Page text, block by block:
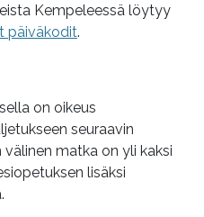
Kempeleessä löytyy
päiväkodit.
on oikeus
seuraavin
matka on yli kaksi
lisäksi